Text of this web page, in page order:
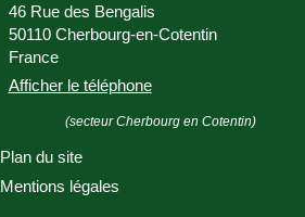
46 Rue des Bengalis
50110 Cherbourg-en-Cotentin
France
Afficher le téléphone
(secteur Cherbourg en Cotentin)
Plan du site
Mentions légales